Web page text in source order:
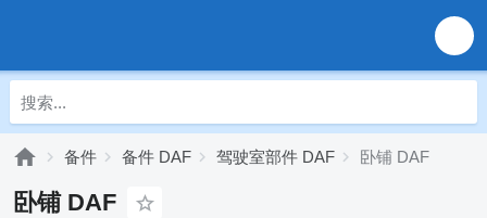
备件 备件 DAF 驾驶室部件 DAF 卧铺 DAF
卧铺 DAF